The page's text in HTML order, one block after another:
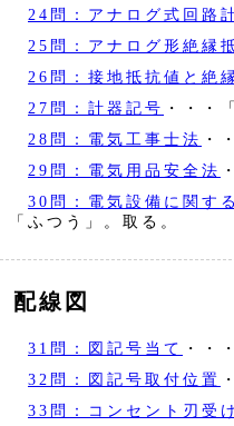
24問：アナログ式回路
25問：アナログ形絶縁
26問：接地抵抗値と絶
27問：計器記号 ・・・
28問：電気工事士法 ・
29問：電気用品安全法
30問：電気設備に関す
「ふつう」。取る。
配線図
31問：図記号当て
・・
32問：図記号取付位置
33問：コンセント刃受